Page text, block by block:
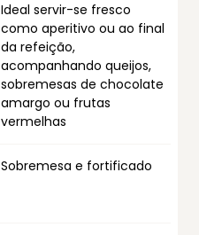
Ideal servir-se fresco
como aperitivo ou ao final
da refeição,
acompanhando queijos,
sobremesas de chocolate
amargo ou frutas
vermelhas
Sobremesa e fortificado